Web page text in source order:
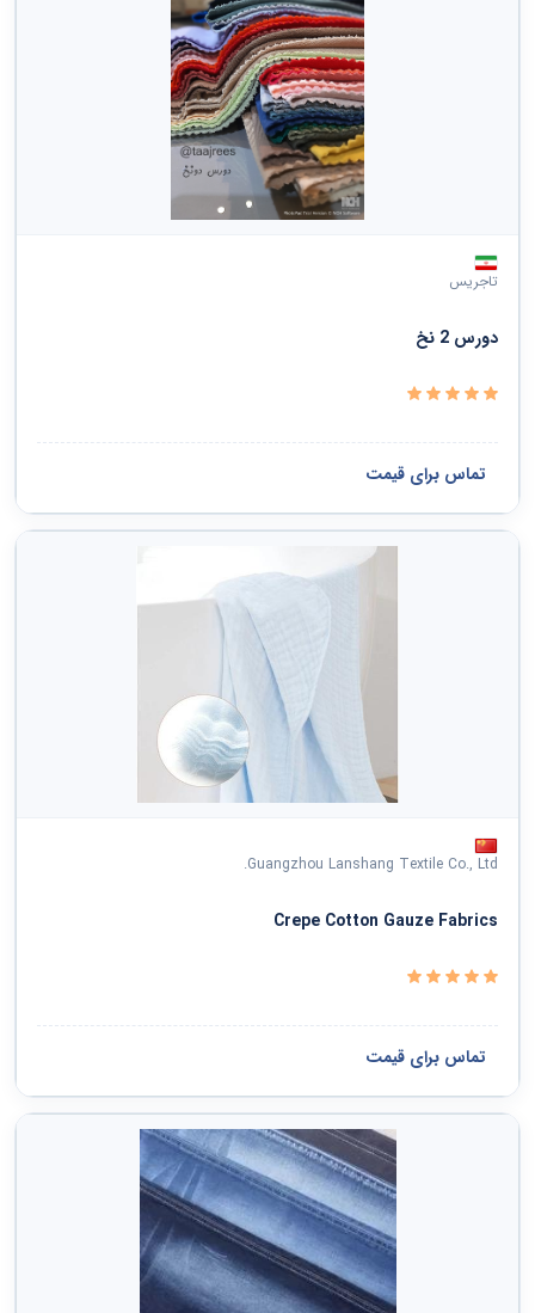
تاجریس
دورس 2 نخ
تماس برای قیمت
Guangzhou Lanshang Textile Co., Ltd.
Crepe Cotton Gauze Fabrics
تماس برای قیمت